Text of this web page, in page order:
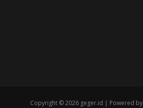
Copyright © 2026 geger.id | Powered by